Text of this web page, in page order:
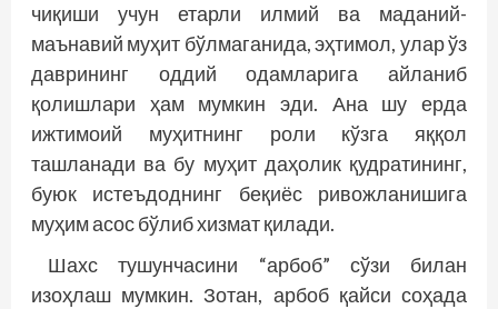
чиқиши учун етарли илмий ва маданий-
маънавий муҳит бўлмаганида, эҳтимол, улар ўз
даврининг оддий одамларига айланиб
қолишлари ҳам мумкин эди. Ана шу ерда
ижтимоий муҳитнинг роли кўзга яққол
ташланади ва бу муҳит даҳолик қудратининг,
буюк истеъдоднинг беқиёс ривожланишига
муҳим асос бўлиб хизмат қилади.
Шахс тушунчасини “арбоб” сўзи билан
изоҳлаш мумкин. Зотан, арбоб қайси соҳада